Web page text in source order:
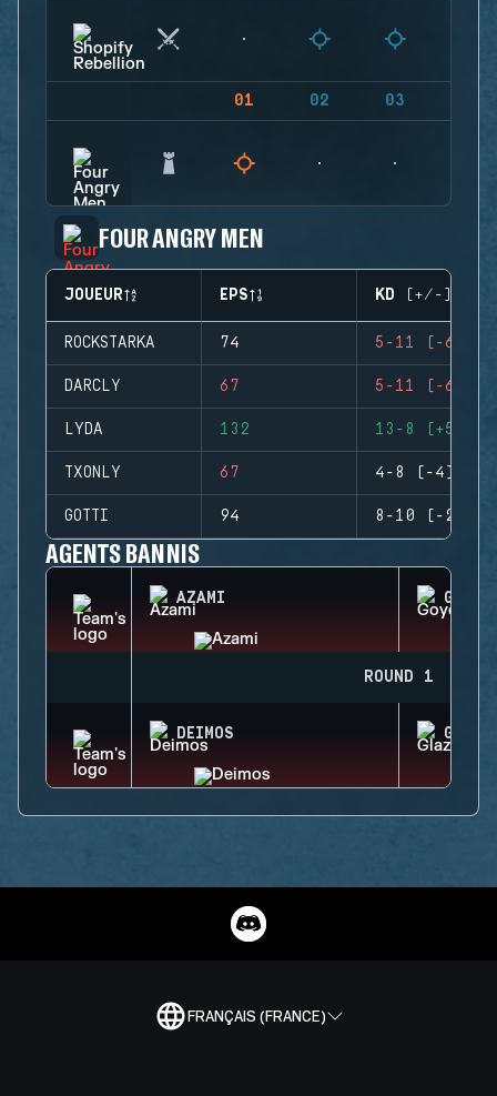
01 02 03
FOUR ANGRY MEN
JOUEUR EPS KD (+/-)
ROCKSTARKA 74 5-11 (-6)
DARCLY 67 5-11 (-6)
LYDA 132 13-8 (+5)
TXONLY 67 4-8 (-4)
GOTTI 94 8-10 (-2)
AGENTS BANNIS
AZAMI GOYO
ROUND 1
DEIMOS GLAZ
FRANÇAIS (FRANCE)